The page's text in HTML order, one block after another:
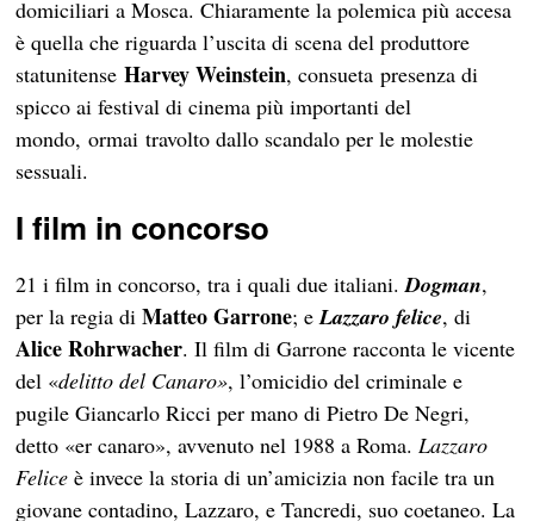
domiciliari a Mosca. Chiaramente la polemica più accesa
è quella che riguarda l’uscita di scena del produttore
statunitenseHarvey Weinstein, consueta presenza di
spicco ai festival di cinema più importanti del
mondo, ormai travolto dallo scandalo per le molestie
sessuali.
I film in concorso
21 i film in concorso, tra i quali due italiani.Dogman,
per la regia diMatteo Garrone; eLazzaro felice, di
Alice Rohrwacher. Il film di Garrone racconta le vicente
del «delitto del Canaro», l’omicidio del criminale e
pugile Giancarlo Ricci per mano di Pietro De Negri,
detto «er canaro», avvenuto nel 1988 a Roma. Lazzaro
Felice è invece la storia di un’amicizia non facile tra un
giovane contadino, Lazzaro, e Tancredi, suo coetaneo. La